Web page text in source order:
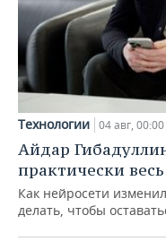
Технологии 04 авг, 00:00
Айдар
практически
Как нейросети
делать, чтобы